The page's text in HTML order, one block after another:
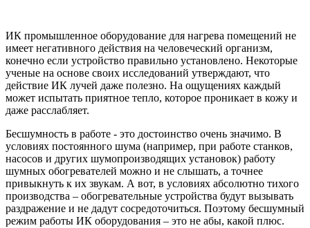
ИК промышленное оборудование для нагрева помещений не
имеет негативного действия на человеческий организм,
конечно если устройство правильно установлено. Некоторые
ученые на основе своих исследований утверждают, что
действие ИК лучей даже полезно. На ощущениях каждый
может испытать приятное тепло, которое проникает в кожу и
даже расслабляет.
Бесшумность в работе - это достоинство очень значимо. В
условиях постоянного шума (например, при работе станков,
насосов и других шумопроизводящих установок) работу
шумных обогревателей можно и не слышать, а точнее
привыкнуть к их звукам. А вот, в условиях абсолютно тихого
производства – обогревательные устройства будут вызывать
раздражение и не дадут сосредоточиться. Поэтому бесшумный
режим работы ИК оборудования – это не абы, какой плюс.